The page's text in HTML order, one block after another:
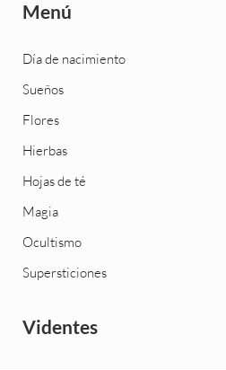
Menú
Día de nacimiento
Sueños
Flores
Hierbas
Hojas de té
Magia
Ocultismo
Supersticiones
Videntes